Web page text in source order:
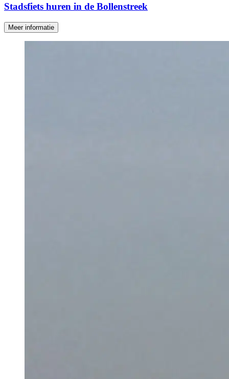
Stadsfiets huren in de Bollenstreek
Meer informatie